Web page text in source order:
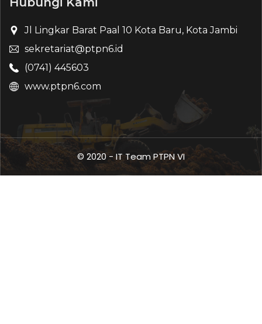
Jl Lingkar Barat Paal 10 Kota Baru, Kota Jambi
sekretariat@ptpn6.id
(0741) 445603
www.ptpn6.com
© 2020 - IT Team PTPN VI